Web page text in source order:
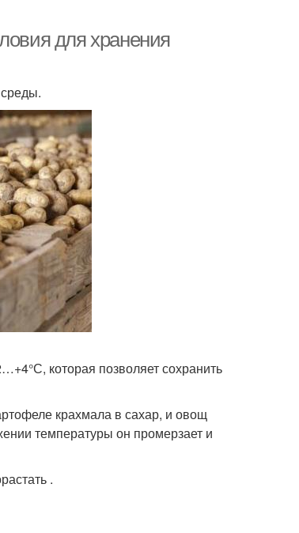
для хранения
которая позволяет сохранить
крахмала в сахар, и овощ
температуры он промерзает и
.